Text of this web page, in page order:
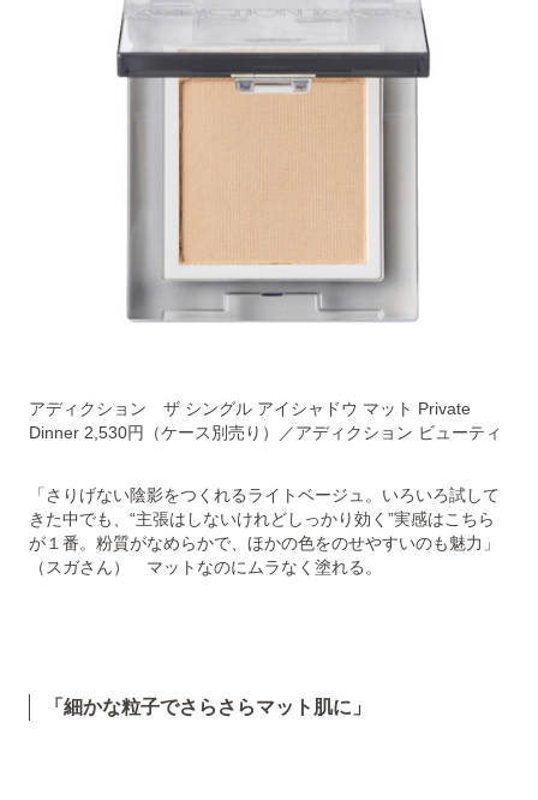
アディクション ザ シングル アイシャドウ マット Private
Dinner 2,530円（ケース別売り）／アディクション ビューティ
「さりげない陰影をつくれるライトベージュ。いろいろ試して
きた中でも、“主張はしないけれどしっかり効く”実感はこちら
が１番。粉質がなめらかで、ほかの色をのせやすいのも魅力」
（スガさん） マットなのにムラなく塗れる。
「細かな粒子でさらさらマット肌に」